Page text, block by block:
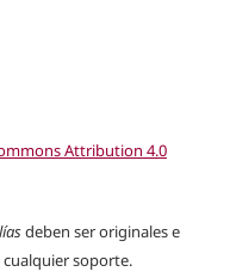
Attribution 4.0
deben ser originales e
soporte.